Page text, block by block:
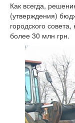
Как всегда,
(утверждения)
городского
более 30 млн грн.